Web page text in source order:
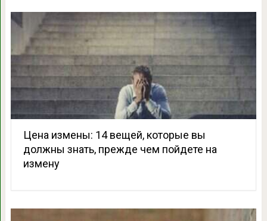
Цена измены: 14 вещей, которые вы
должны знать, прежде чем пойдете на
измену